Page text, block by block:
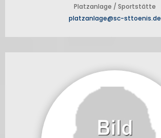
Platzanlage / Sportstätte
platzanlage@sc-sttoenis.de